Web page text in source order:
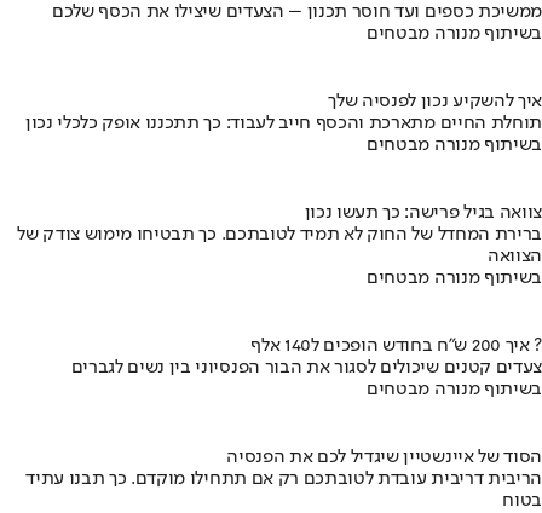
ממשיכת כספים ועד חוסר תכנון – הצעדים שיצילו את הכסף שלכם
בשיתוף מנורה מבטחים
איך להשקיע נכון לפנסיה שלך
תוחלת החיים מתארכת והכסף חייב לעבוד: כך תתכננו אופק כלכלי נכון
בשיתוף מנורה מבטחים
צוואה בגיל פרישה: כך תעשו נכון
ברירת המחדל של החוק לא תמיד לטובתכם. כך תבטיחו מימוש צודק של
הצוואה
בשיתוף מנורה מבטחים
איך 200 ש"ח בחודש הופכים ל140 אלף ?
צעדים קטנים שיכולים לסגור את הבור הפנסיוני בין נשים לגברים
בשיתוף מנורה מבטחים
הסוד של איינשטיין שיגדיל לכם את הפנסיה
הריבית דריבית עובדת לטובתכם רק אם תתחילו מוקדם. כך תבנו עתיד
בטוח